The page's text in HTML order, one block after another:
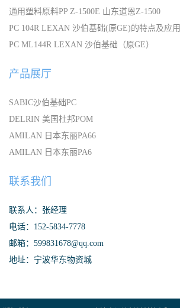
通用塑料原料PP Z-1500E 山东道恩Z-1500
PC 104R LEXAN 沙伯基础(原GE)的特点及应用
PC ML144R LEXAN 沙伯基础（原GE）
产品展厅
SABIC沙伯基础PC
DELRIN 美国杜邦POM
AMILAN 日本东丽PA66
AMILAN 日本东丽PA6
联系我们
联系人：张经理
电话：152-5834-7778
邮箱：599831678@qq.com
地址：宁波华东物资城